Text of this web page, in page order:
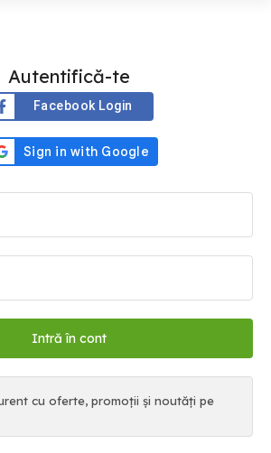
Autentifică-te
Facebook Login
cu oferte, promoții și noutăți pe